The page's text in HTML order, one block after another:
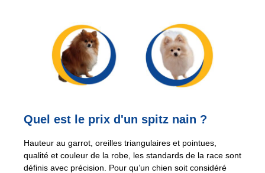
Quel est le prix d'un spitz nain ?
Hauteur au garrot, oreilles triangulaires et pointues,
qualité et couleur de la robe, les standards de la race sont
définis avec précision. Pour qu’un chien soit considéré